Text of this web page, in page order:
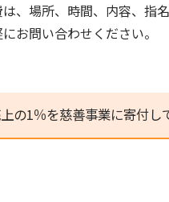
、場所、時間、内容、指
お問い合わせください。
の1％を慈善事業に寄付し